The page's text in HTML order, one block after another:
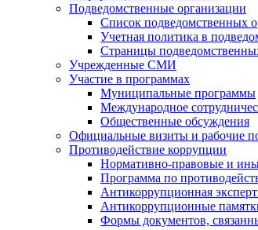
Подведомственные организации
Список подведомственных
Учетная политика в
Страницы
Учрежденные СМИ
Участие в программах
Муниципальные программы
Международное
Общественные обсуждения
Официальные визиты и рабочие
Противодействие коррупции
Нормативно-правовые и
Программа по
Антикоррупционная
Антикоррупционные
Формы документов,